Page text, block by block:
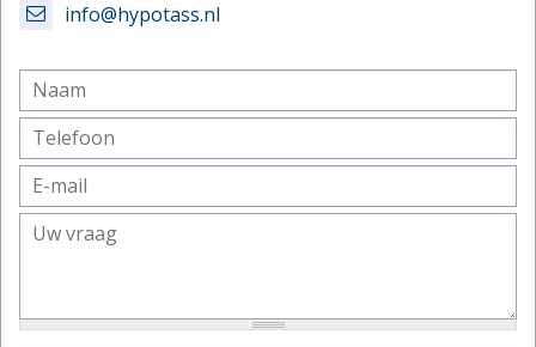
info@hypotass.nl